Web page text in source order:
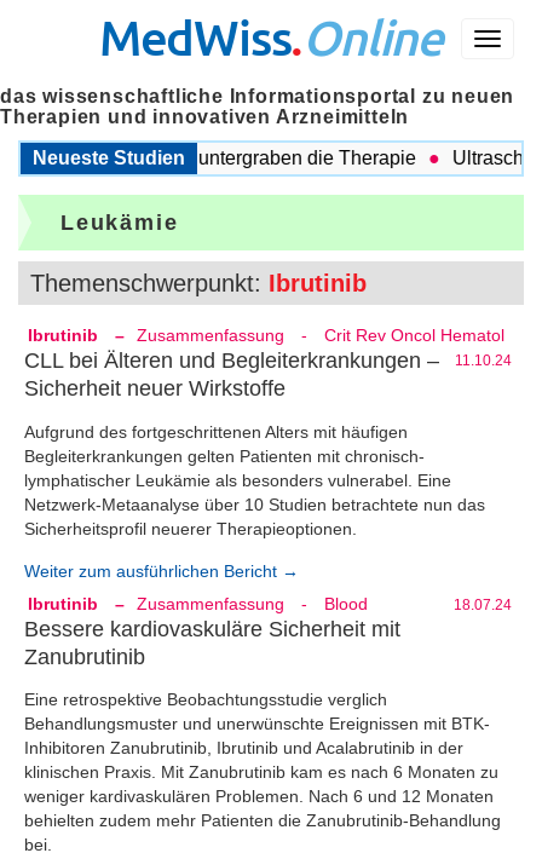
Menü
MedWiss.Online
das wissenschaftliche Informationsportal zu neuen
Therapien und innovativen Arzneimitteln
Neueste Studien
Probleme untergraben die Therapie Ultraschall
Leukämie
Themenschwerpunkt: Ibrutinib
Ibrutinib – Zusammenfassung - Crit Rev Oncol Hematol
11.10.24
CLL bei Älteren und Begleiterkrankungen –
Sicherheit neuer Wirkstoffe
Aufgrund des fortgeschrittenen Alters mit häufigen
Begleiterkrankungen gelten Patienten mit chronisch-
lymphatischer Leukämie als besonders vulnerabel. Eine
Netzwerk-Metaanalyse über 10 Studien betrachtete nun das
Sicherheitsprofil neuerer Therapieoptionen.
Weiter zum ausführlichen Bericht →
Ibrutinib
– Zusammenfassung - Blood 18.07.24
Bessere kardiovaskuläre Sicherheit mit
Zanubrutinib
Eine retrospektive Beobachtungsstudie verglich
Behandlungsmuster und unerwünschte Ereignissen mit BTK-
Inhibitoren Zanubrutinib, Ibrutinib und Acalabrutinib in der
klinischen Praxis. Mit Zanubrutinib kam es nach 6 Monaten zu
weniger kardivaskulären Problemen. Nach 6 und 12 Monaten
behielten zudem mehr Patienten die Zanubrutinib-Behandlung
bei.